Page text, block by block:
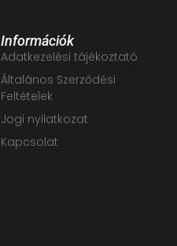
Információk
Adatkezelési tájékoztató
Általános Szerződési
Feltételek
Jogi nyilatkozat
Kapcsolat